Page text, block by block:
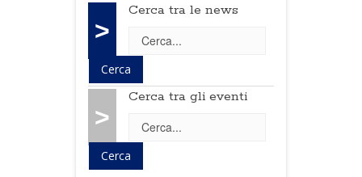
>
Cerca tra le news
>
Cerca tra gli eventi